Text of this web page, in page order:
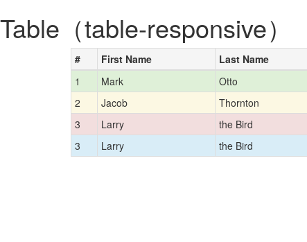
Table（table-responsive）
# First Name Last Name
1
Mark Otto
2
Jacob Thornton
3
Larry the Bird
3
Larry the Bird